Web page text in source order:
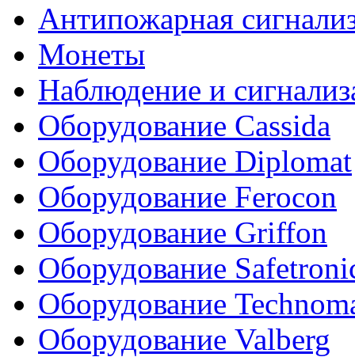
Антипожарная
Монеты
Наблюдение и
Оборудование Cassida
Оборудование Diplomat
Оборудование Ferocon
Оборудование Griffon
Оборудование
Оборудование
Оборудование Valberg